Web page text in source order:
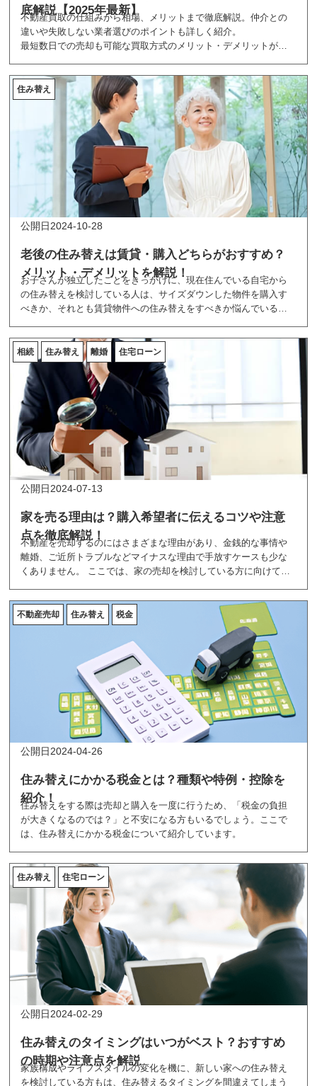
底解説【2025年最新】
不動産買取の仕組みから相場、メリットまで徹底解説。仲介との
違いや失敗しない業者選びのポイントも詳しく紹介。
最短数日での売却も可能な買取方式のメリット・デメリットがわ
急ぎの売却をお考えの方必見の情報です。
住み替え
老後の住み替えは賃貸・購入どちらがおすすめ？
メリット・デメリットを解説！
2024-10-28
お子さんが独立したことをきっかけに、現在住んでいる自宅から
の住み替えを検討している人は、サイズダウンした物件を購入す
べきか、それとも賃貸物件への住み替えをすべきか悩んでいる人
向けて、賃貸・購入のメリットやデメリットを紹介しています。
相続 住み替え 離婚 住宅ローン
家を売る理由は？購入希望者に伝えるコツや注意
点を徹底解説！
2024-07-13
不動産を売却するのにはさまざまな理由があり、金銭的な事情や
離婚、ご近所トラブルなどマイナスな理由で手放すケースも少な
くありません。 ここでは、家の売却を検討している方に向けて、
不動産売却 住み替え 税金
住み替えにかかる税金とは？種類や特例・控除を
紹介！
2024-04-26
住み替えをする際は売却と購入を一度に行うため、「税金の負担
が大きくなるのでは？」と不安になる方もいるでしょう。ここで
は、住み替えにかかる税金について紹介しています。
住み替え 住宅ローン
住み替えのタイミングはいつがベスト？おすすめ
の時期や注意点を解説
2024-02-29
家族構成やライフスタイルの変化を機に、新しい家への住み替え
を検討している方もは、住み替えるタイミングを間違えてしまう